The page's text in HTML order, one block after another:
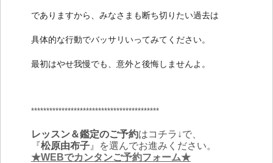
でありますから、みなさまも断ち切りたい過去は
具体的な行動でバッサリいってみてください。
最初はやせ我慢でも、意外と後悔しませんよ。
******************************************
レッスン＆鑑定のご予約はコチラ↓で、
『松原由布子』を選んでお進みください。
★WEBでカンタンご予約フォーム★